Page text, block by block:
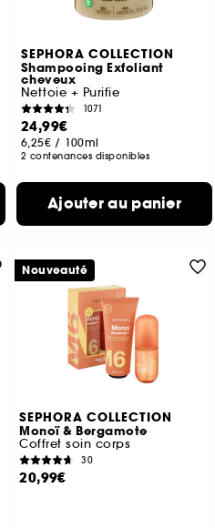
SEPHORA COLLECTION
Shampooing Exfoliant
cheveux
Nettoie + Purifie
1071
24,99€
6,25€ / 100ml
2 contenances disponibles
Ajouter au panier
SEPHORA COLLECTION
Monoï & Bergamote
Coffret soin corps
30
20,99€
Nouveauté